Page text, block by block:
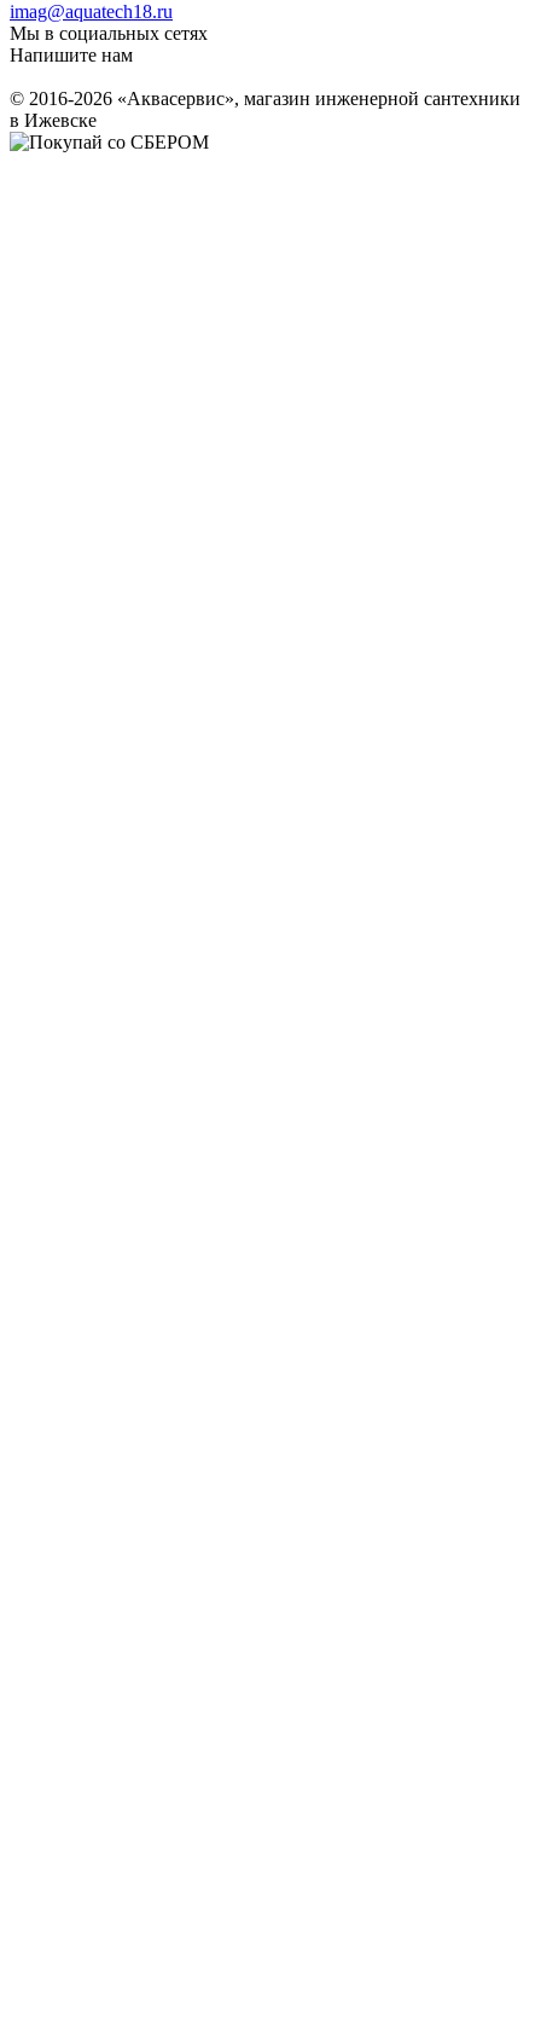
imag@aquatech18.ru
Мы в социальных сетях
Напишите нам
© 2016-2026 «Аквасервис», магазин инженерной сантехники
в Ижевске